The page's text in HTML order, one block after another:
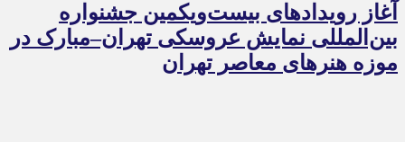
آغاز رویدادهای بیست‌ویکمین جشنواره
بین‌المللی نمایش عروسکی تهران–مبارک در
موزه هنرهای معاصر تهران